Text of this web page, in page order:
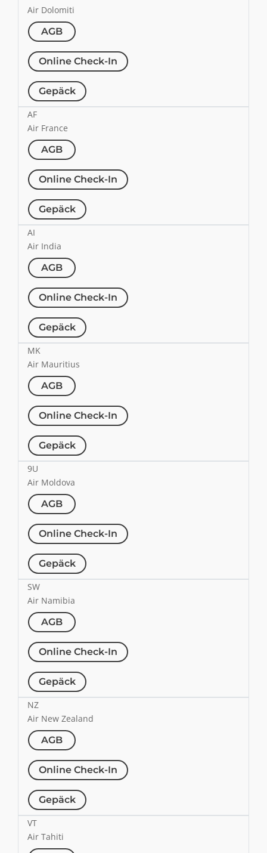
Air Dolomiti
AGB
Online Check-In
Gepäck
AF
Air France
AGB
Online Check-In
Gepäck
AI
Air India
AGB
Online Check-In
Gepäck
MK
Air Mauritius
AGB
Online Check-In
Gepäck
9U
Air Moldova
AGB
Online Check-In
Gepäck
SW
Air Namibia
AGB
Online Check-In
Gepäck
NZ
Air New Zealand
AGB
Online Check-In
Gepäck
VT
Air Tahiti